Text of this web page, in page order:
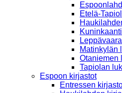
Etelä-
Matinkylän
Otaniemen
Tapiolan
Espoon kirjastot
Entressen